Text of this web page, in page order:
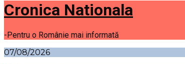
Cronica Nationala
-Pentru o Românie mai informată
07/08/2026